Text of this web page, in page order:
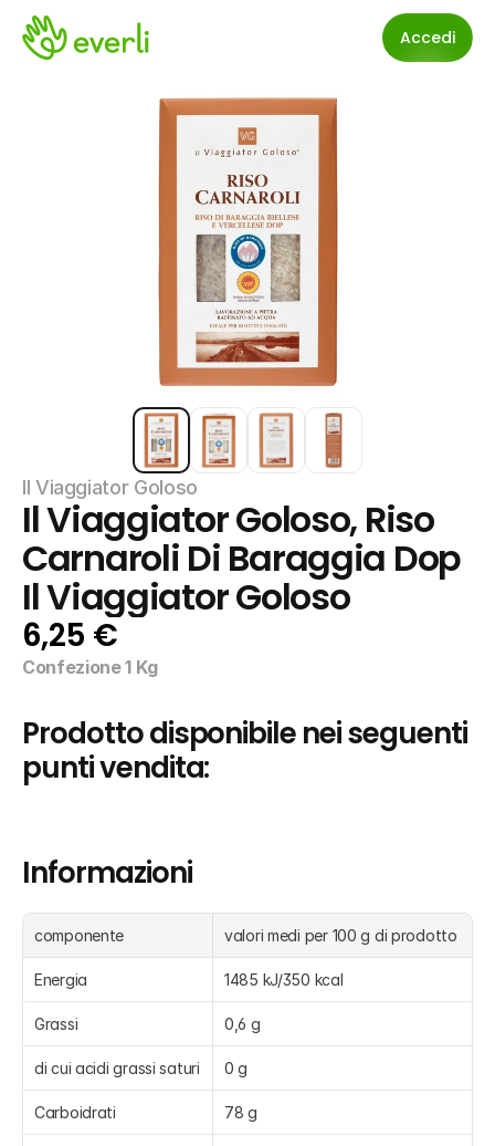
Accedi
Il Viaggiator Goloso
Il Viaggiator Goloso, Riso
Carnaroli Di Baraggia Dop
Il Viaggiator Goloso
6,25 €
Confezione 1 Kg
Prodotto disponibile nei seguenti
punti vendita:
Informazioni
componente valori medi per 100 g di prodotto
Energia 1485 kJ/350 kcal
Grassi 0,6 g
di cui acidi grassi saturi 0 g
Carboidrati 78 g